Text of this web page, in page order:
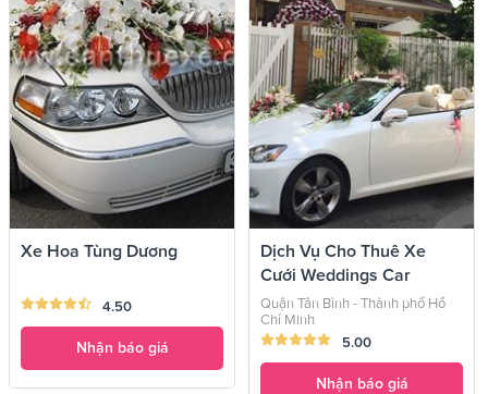
Xe Hoa Tùng Dương
4.50
Nhận báo giá
Dịch Vụ Cho Thuê Xe
Cưới Weddings Car
Quận Tân Bình - Thành phố Hồ
Chí Minh
5.00
Nhận báo giá